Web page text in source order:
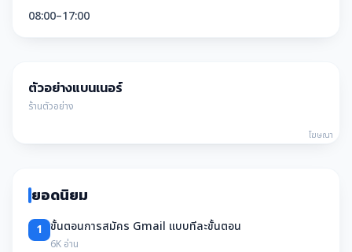
08:00–17:00
ตัวอย่างแบนเนอร์
ร้านตัวอย่าง
โฆษณา
ยอดนิยม
1 ขั้นตอนการสมัคร Gmail แบบทีละขั้นตอน
6K อ่าน